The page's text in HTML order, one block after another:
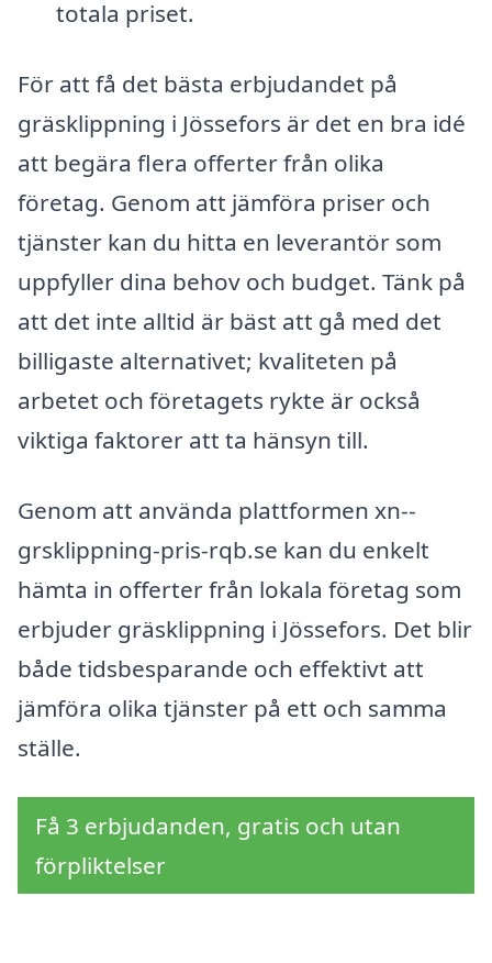
totala priset.
För att få det bästa erbjudandet på
gräsklippning i Jössefors är det en bra idé
att begära flera offerter från olika
företag. Genom att jämföra priser och
tjänster kan du hitta en leverantör som
uppfyller dina behov och budget. Tänk på
att det inte alltid är bäst att gå med det
billigaste alternativet; kvaliteten på
arbetet och företagets rykte är också
viktiga faktorer att ta hänsyn till.
Genom att använda plattformen xn--
grsklippning-pris-rqb.se kan du enkelt
hämta in offerter från lokala företag som
erbjuder gräsklippning i Jössefors. Det blir
både tidsbesparande och effektivt att
jämföra olika tjänster på ett och samma
ställe.
Få 3 erbjudanden, gratis och utan
förpliktelser